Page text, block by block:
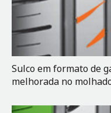
Sulco em formato de
melhorada no